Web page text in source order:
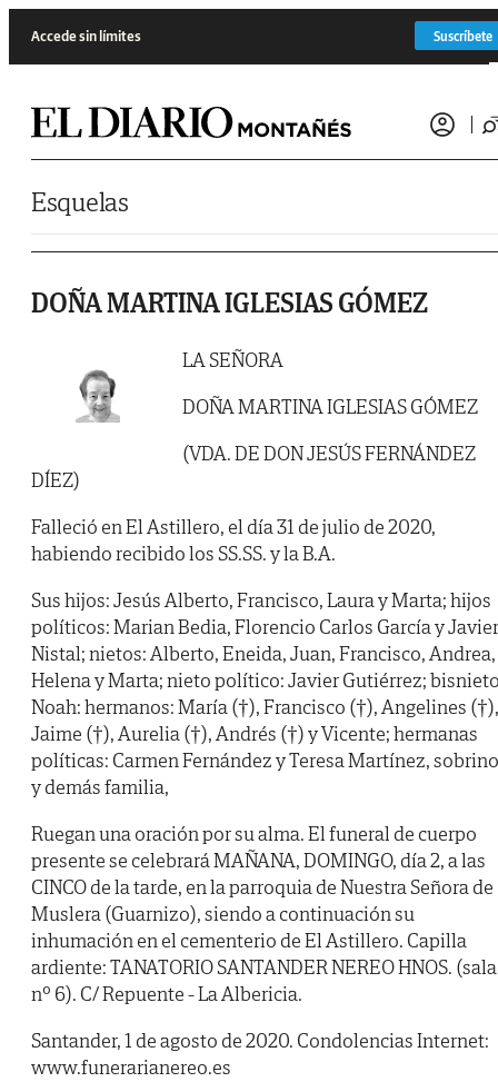
Accede sin límites Suscríbete
Esquelas
DOÑA MARTINA IGLESIAS GÓMEZ
LA SEÑORA
DOÑA MARTINA IGLESIAS GÓMEZ
(VDA. DE DON JESÚS FERNÁNDEZ
DÍEZ)
Falleció en El Astillero, el día 31 de julio de 2020,
habiendo recibido los SS.SS. y la B.A.
Sus hijos: Jesús Alberto, Francisco, Laura y Marta; hijos
políticos: Marian Bedia, Florencio Carlos García y Javier
Nistal; nietos: Alberto, Eneida, Juan, Francisco, Andrea,
Helena y Marta; nieto político: Javier Gutiérrez;
Noah: hermanos: María (†), Francisco (†), Angelines (†),
Jaime (†), Aurelia (†), Andrés (†) y Vicente; hermanas
políticas: Carmen Fernández y Teresa Martínez,
y demás familia,
Ruegan una oración por su alma. El funeral de cuerpo
presente se celebrará MAÑANA, DOMINGO, día 2, a las
CINCO de la tarde, en la parroquia de Nuestra Señora de
Muslera (Guarnizo), siendo a continuación su
inhumación en el cementerio de El Astillero. Capilla
ardiente: TANATORIO SANTANDER NEREO HNOS. (sala
nº 6). C/ Repuente - La Albericia.
Santander, 1 de agosto de 2020. Condolencias Internet:
www.funerarianereo.es